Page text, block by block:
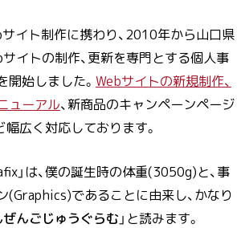
イト制作に携わり、2010年から山口県
サイトの制作、更新を専門とする個人事
開始しました。 Webサイトの新規制作、
ューアル、新商品のキャンペーンページ
広く対応しております。
」は、僕の誕生時の体重(3050g)と、事
(Graphics)であることに由来し、かなり
んごじゅうぐらむ」と読みます。